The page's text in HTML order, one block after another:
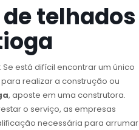
telhados
: Se está difícil encontrar um único
realizar a construção ou
, aposte em uma construtora.
o serviço, as empresas
necessária para arrumar